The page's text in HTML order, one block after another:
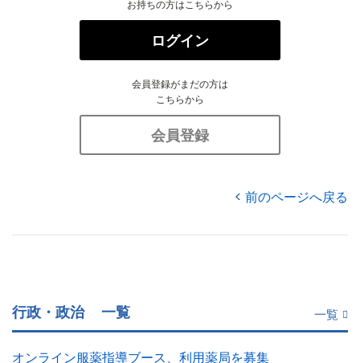
お持ちの方はこちらから
ログイン
会員登録がまだの方は
こちらから
会員登録
前のページへ戻る
行政・政治 一覧 一覧
オンライン服薬指導ブース、利用薬局を募集